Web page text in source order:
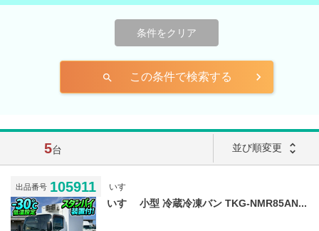
条件をクリア
search この条件で検索する
5台 並び順変更 unfold_more
出品番号 105911 いすゞ
いすゞ 小型 冷蔵冷凍バン TKG-NMR85AN...